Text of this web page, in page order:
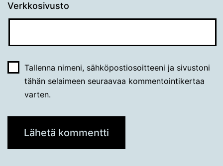
Verkkosivusto
Tallenna nimeni, sähköpostiosoitteeni ja sivustoni
tähän selaimeen seuraavaa kommentointikertaa
varten.